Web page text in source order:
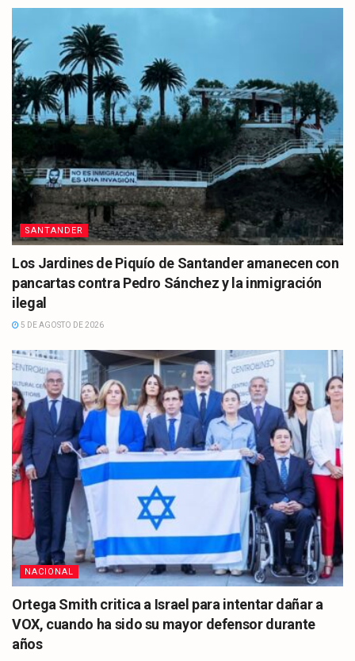
SANTANDER
Los Jardines de Piquío de Santander amanecen con
pancartas contra Pedro Sánchez y la inmigración
ilegal
5 DE AGOSTO DE 2026
NACIONAL
Ortega Smith critica a Israel para intentar dañar a
VOX, cuando ha sido su mayor defensor durante
años